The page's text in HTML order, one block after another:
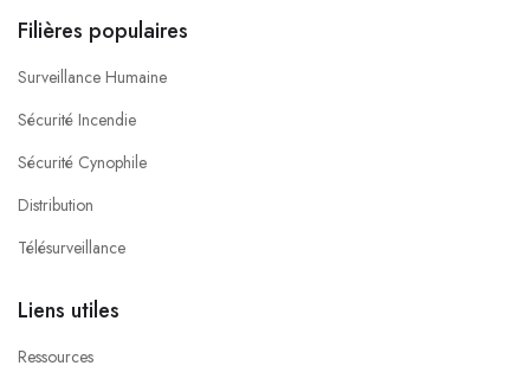
Filières populaires
Surveillance Humaine
Sécurité Incendie
Sécurité Cynophile
Distribution
Télésurveillance
Liens utiles
Ressources